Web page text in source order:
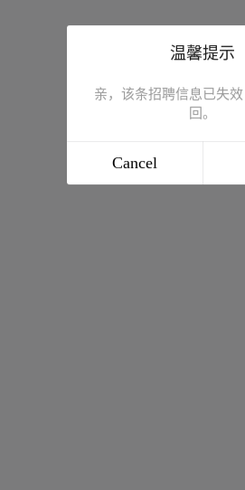
温馨提示
亲，该条招聘信息已失
回。
Cancel